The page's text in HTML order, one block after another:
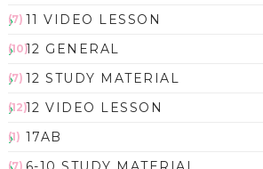
11 VIDEO LESSON
(7)
12 GENERAL
(10)
12 STUDY MATERIAL
(7)
12 VIDEO LESSON
(12)
17AB
(1)
(7)